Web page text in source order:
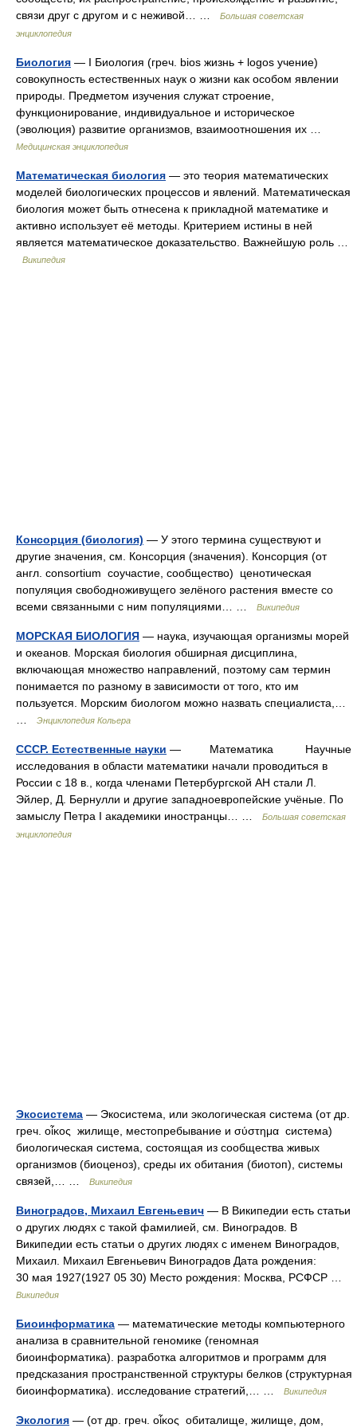
связи друг с другом и с неживой… …
Большая советская
энциклопедия
Биология — I Биология (греч. bios жизнь + logos учение)
совокупность естественных наук о жизни как особом явлении
природы. Предметом изучения служат строение,
функционирование, индивидуальное и историческое
(эволюция) развитие организмов, взаимоотношения их …
Медицинская энциклопедия
Математическая биология — это теория математических
моделей биологических процессов и явлений. Математическая
биология может быть отнесена к прикладной математике и
активно использует её методы. Критерием истины в ней
является математическое доказательство. Важнейшую роль …
Википедия
Консорция (биология) — У этого термина существуют и
другие значения, см. Консорция (значения). Консорция (от
англ. consortium соучастие, сообщество) ценотическая
популяция свободноживущего зелёного растения вместе со
всеми связанными с ним популяциями… …
Википедия
МОРСКАЯ БИОЛОГИЯ — наука, изучающая организмы морей
и океанов. Морская биология обширная дисциплина,
включающая множество направлений, поэтому сам термин
понимается по разному в зависимости от того, кто им
пользуется. Морским биологом можно назвать специалиста,…
Энциклопедия Кольера
СССР. Естественные науки — Математика Научные
исследования в области математики начали проводиться в
России с 18 в., когда членами Петербургской АН стали Л.
Эйлер, Д. Бернулли и другие западноевропейские учёные. По
замыслу Петра I академики иностранцы… …
Большая советская
энциклопедия
Экосистема — Экосистема, или экологическая система (от др.
греч. οἶκος жилище, местопребывание и σύστημα система)
биологическая система, состоящая из сообщества живых
организмов (биоценоз), среды их обитания (биотоп), системы
связей,… …
Википедия
Виноградов, Михаил Евгеньевич — В Википедии есть статьи
о других людях с такой фамилией, см. Виноградов. В
Википедии есть статьи о других людях с именем Виноградов,
Михаил. Михаил Евгеньевич Виноградов Дата рождения:
30 мая 1927(1927 05 30) Место рождения: Москва, РСФСР …
Википедия
Биоинформатика — математические методы компьютерного
анализа в сравнительной геномике (геномная
биоинформатика). разработка алгоритмов и программ для
предсказания пространственной структуры белков (структурная
биоинформатика). исследование стратегий,… …
Википедия
Экология — (от др. греч. οἶκος обиталище, жилище, дом,